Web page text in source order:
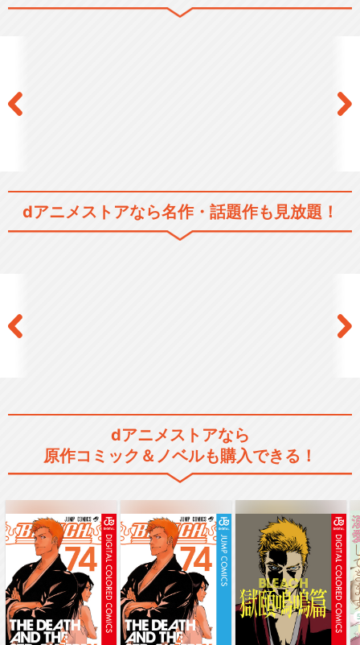
dアニメストアなら名作・話題作も見放題！
dアニメストアなら
原作コミック＆ノベルも購入できる！